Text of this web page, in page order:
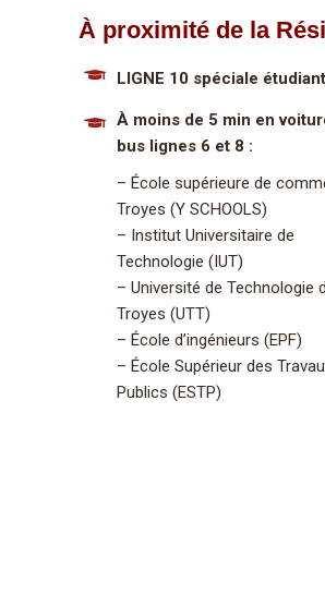
À proximité de la
LIGNE 10 spéciale
À moins de 5 min en
bus lignes 6 et 8 :
– École supérieure de
Troyes (Y SCHOOLS)
– Institut Universitaire de
Technologie (IUT)
– Université de Technologie
Troyes (UTT)
– École d’ingénieurs (EPF)
– École Supérieur des
Publics (ESTP)